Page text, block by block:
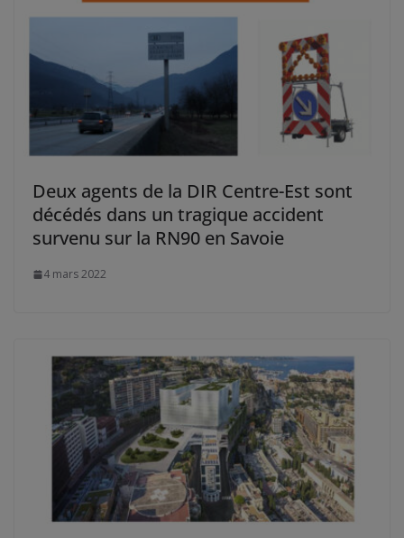
Deux agents de la DIR Centre-Est sont
décédés dans un tragique accident
survenu sur la RN90 en Savoie
4 mars 2022